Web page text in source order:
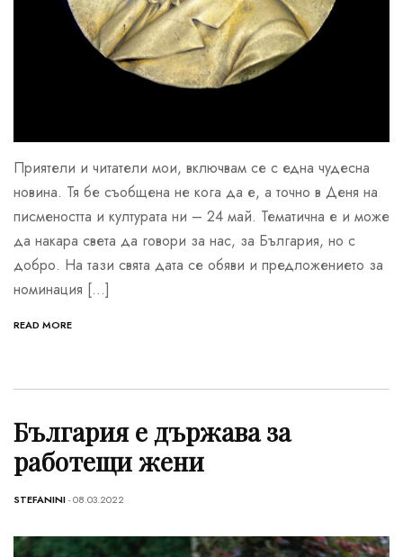
Приятели и читатели мои, включвам се с една чудесна
новина. Тя бе съобщена не кога да е, а точно в Деня на
писмеността и културата ни – 24 май. Тематична е и може
да накара светa да говори за нас, за България, но с
добро. На тази свята дата се обяви и предложението за
номинация […]
READ MORE
България е държава за
работещи жени
STEFANINI- 08.03.2022